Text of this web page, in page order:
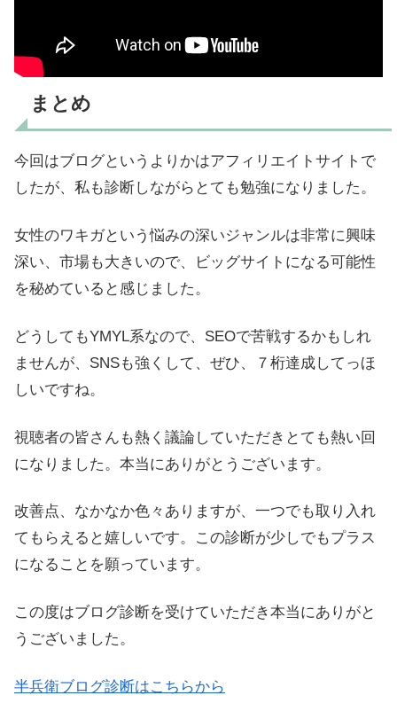
まとめ
今回はブログというよりかはアフィリエイトサイトで
したが、私も診断しながらとても勉強になりました。
女性のワキガという悩みの深いジャンルは非常に興味
深い、市場も大きいので、ビッグサイトになる可能性
を秘めていると感じました。
どうしてもYMYL系なので、SEOで苦戦するかもしれ
ませんが、SNSも強くして、ぜひ、７桁達成してっほ
しいですね。
視聴者の皆さんも熱く議論していただきとても熱い回
になりました。本当にありがとうございます。
改善点、なかなか色々ありますが、一つでも取り入れ
てもらえると嬉しいです。この診断が少しでもプラス
になることを願っています。
この度はブログ診断を受けていただき本当にありがと
うございました。
半兵衛ブログ診断はこちらから